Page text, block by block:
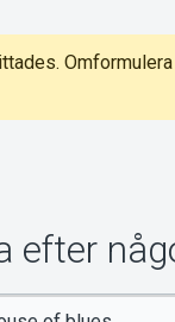
Tickster
efter